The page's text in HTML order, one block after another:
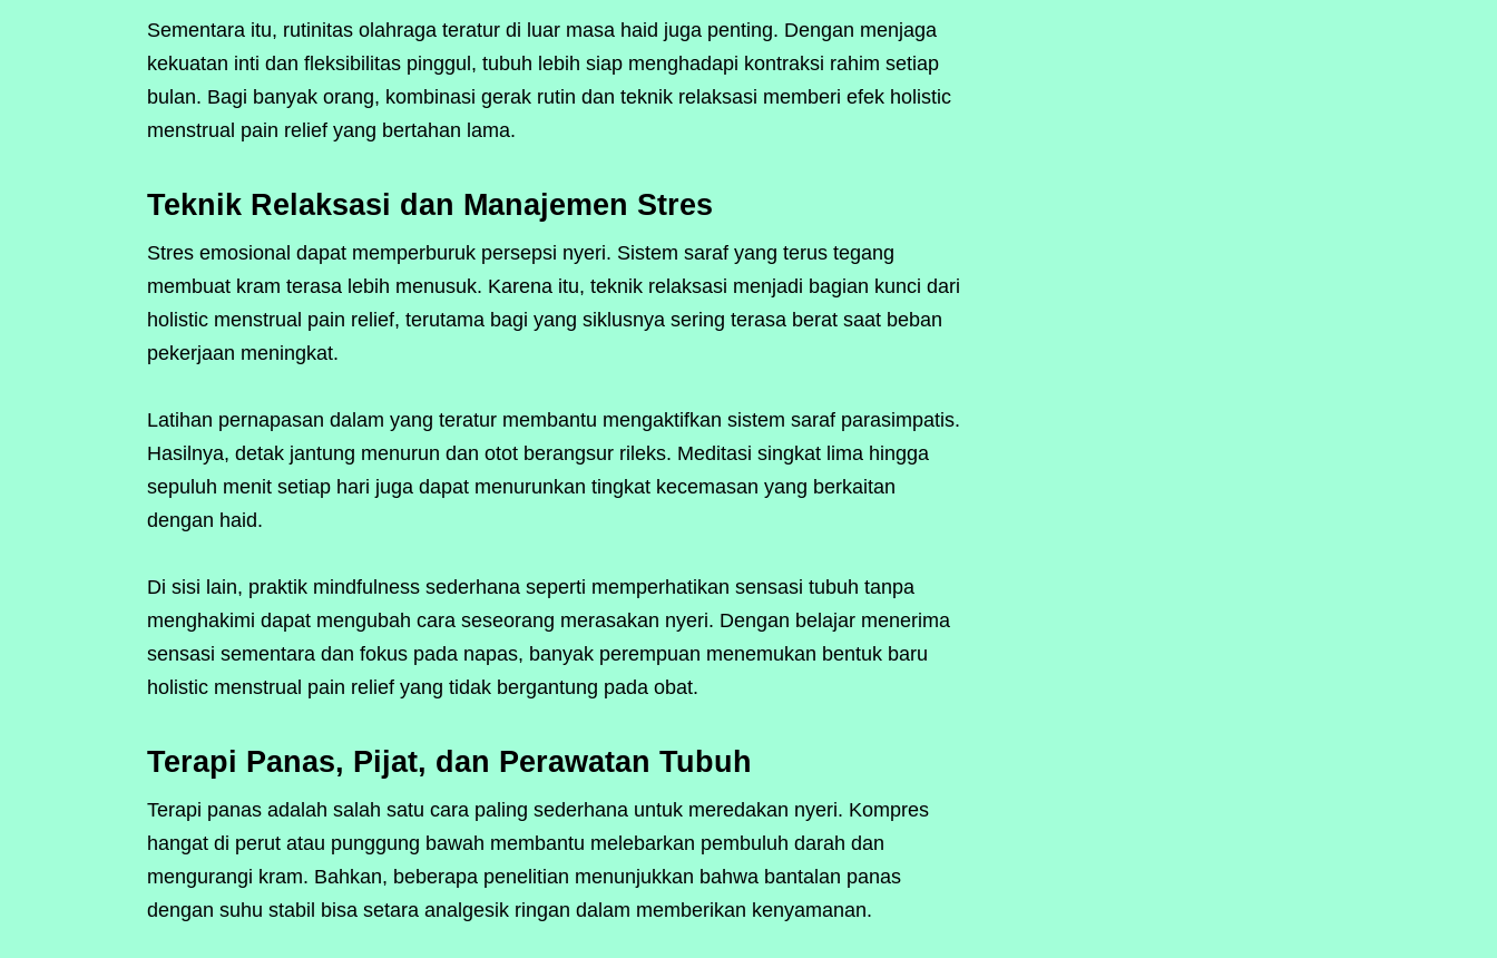
Sementara itu, rutinitas olahraga teratur di luar masa haid juga penting. Dengan menjaga
kekuatan inti dan fleksibilitas pinggul, tubuh lebih siap menghadapi kontraksi rahim setiap
bulan. Bagi banyak orang, kombinasi gerak rutin dan teknik relaksasi memberi efek holistic
menstrual pain relief yang bertahan lama.
Teknik Relaksasi dan Manajemen Stres
Stres emosional dapat memperburuk persepsi nyeri. Sistem saraf yang terus tegang
membuat kram terasa lebih menusuk. Karena itu, teknik relaksasi menjadi bagian kunci dari
holistic menstrual pain relief, terutama bagi yang siklusnya sering terasa berat saat beban
pekerjaan meningkat.
Latihan pernapasan dalam yang teratur membantu mengaktifkan sistem saraf parasimpatis.
Hasilnya, detak jantung menurun dan otot berangsur rileks. Meditasi singkat lima hingga
sepuluh menit setiap hari juga dapat menurunkan tingkat kecemasan yang berkaitan
dengan haid.
Di sisi lain, praktik mindfulness sederhana seperti memperhatikan sensasi tubuh tanpa
menghakimi dapat mengubah cara seseorang merasakan nyeri. Dengan belajar menerima
sensasi sementara dan fokus pada napas, banyak perempuan menemukan bentuk baru
holistic menstrual pain relief yang tidak bergantung pada obat.
Terapi Panas, Pijat, dan Perawatan Tubuh
Terapi panas adalah salah satu cara paling sederhana untuk meredakan nyeri. Kompres
hangat di perut atau punggung bawah membantu melebarkan pembuluh darah dan
mengurangi kram. Bahkan, beberapa penelitian menunjukkan bahwa bantalan panas
dengan suhu stabil bisa setara analgesik ringan dalam memberikan kenyamanan.